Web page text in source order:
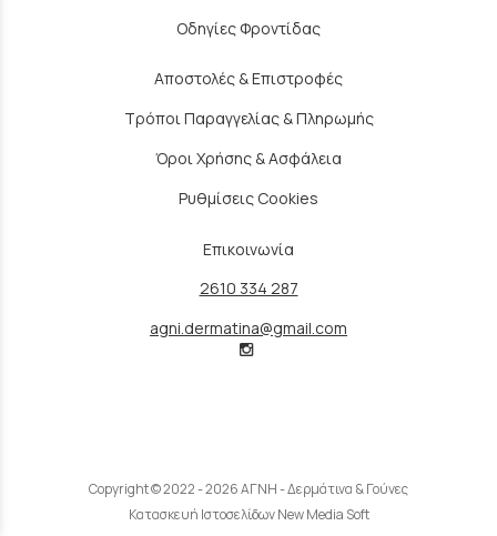
Οδηγίες Φροντίδας
Αποστολές & Επιστροφές
Τρόποι Παραγγελίας & Πληρωμής
Όροι Χρήσης & Ασφάλεια
Ρυθμίσεις Cookies
Επικοινωνία
2610 334 287
agni.dermatina@gmail.com
Copyright © 2022 - 2026 ΑΓΝΗ - Δερμάτινα & Γούνες
Κατασκευή Ιστοσελίδων New Media Soft